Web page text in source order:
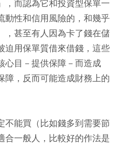
，而認為它和投資型保單一
動性和信用風險的，和幾乎
，甚至有人因為卡了錢在儲
迫用保單質借來借錢，這些
心目－提供保障－而造成
障，反而可能造成財務上的
不能買（比如錢多到需要節
合一般人，比較好的作法是